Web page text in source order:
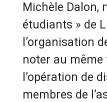
Michèle Dalon,
étudiants » de
l’organisation
noter au
l’opération de
membres de